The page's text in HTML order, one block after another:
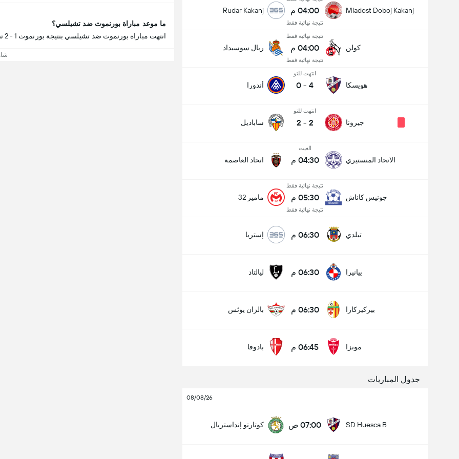
Mladost Doboj Kakanj 04:00 م
نتيجة نهائية فقط
Rudar Kakanj
كولن
نتيجة نهائية فقط
04:00 م
نتيجة نهائية فقط
ريال سوسيداد
هويسكا
انتهت للتو
4
-
0 أندورا
جيرونا
انتهت للتو
2
-
2 ساباديل
الاتحاد المنستيري
الغيت
04:30 م اتحاد العاصمة
جونيس كاناش
نتيجة نهائية فقط
05:30 م
نتيجة نهائية فقط
مامير 32
تيلدي 06:30 م إستريا
ييانيرا 06:30 م ليالتاد
بيركيركارا 06:30 م بالزان يوثس
مونزا 06:45 م بادوفا
جدول المباريات
08/08/26
SD Huesca B 07:00 ص كوتارتو إنداستريال
ما موعد مباراة بورنموث ضد تشيلسي؟
انتهت مباراة بورنموث ضد تشيلسي بنتيجة بورنموث 1 - 2 تشيلسي.